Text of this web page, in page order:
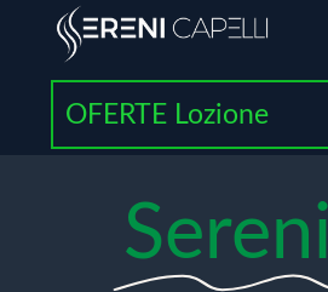
OFERTE Lozione
Sereni